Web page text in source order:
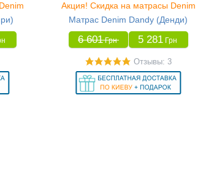
Акция! Скидка на матрасы Denim
Матрас Denim Dandy (Денди)
6 601 Грн 5 281 Грн
Отзывы: 3